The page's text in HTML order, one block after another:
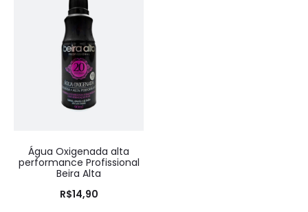
Água Oxigenada alta
performance Profissional
Beira Alta
R$14,90